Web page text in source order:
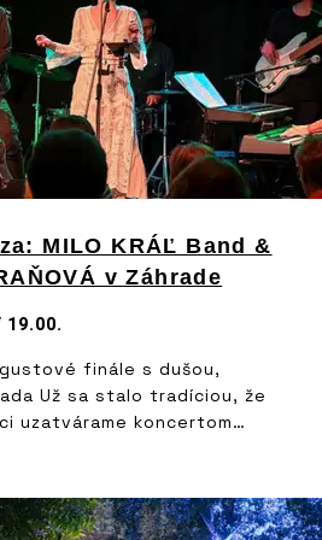
MILO KRÁĽ Band &
v Záhrade
19.00.
finále s dušou,
že
uzatvárame koncertom
leta. Je to večer, keď sa